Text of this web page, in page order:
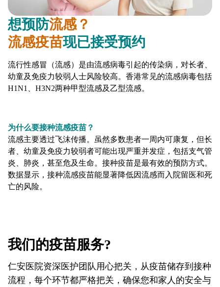
想预防流感？
流感疫苗现已接受预约
流行性感冒（流感）是由流感病毒引起的传染病，对长者、
幼童及免疫力较弱人士风险较高。香港常见的流感病毒包括
H1N1、H3N2两种甲型流感及乙型流感。
为什么要接种流感疫苗？
流感主要透过飞沫传播。虽然多数患者一周内可康复，但长
者、幼童及免疫力较弱者可能出现严重并发症，包括支气管
炎、肺炎，甚至危及生命。接种疫苗是最有效的预防方式。
数据显示，接种流感疫苗能显著降低因流感而入院留医和死
亡的风险。
我们的疫苗服务?
仁安医院资深医护团队用心把关，从疫苗储存到接种
流程，每个环节都严格把关，确保您和家人的安全与